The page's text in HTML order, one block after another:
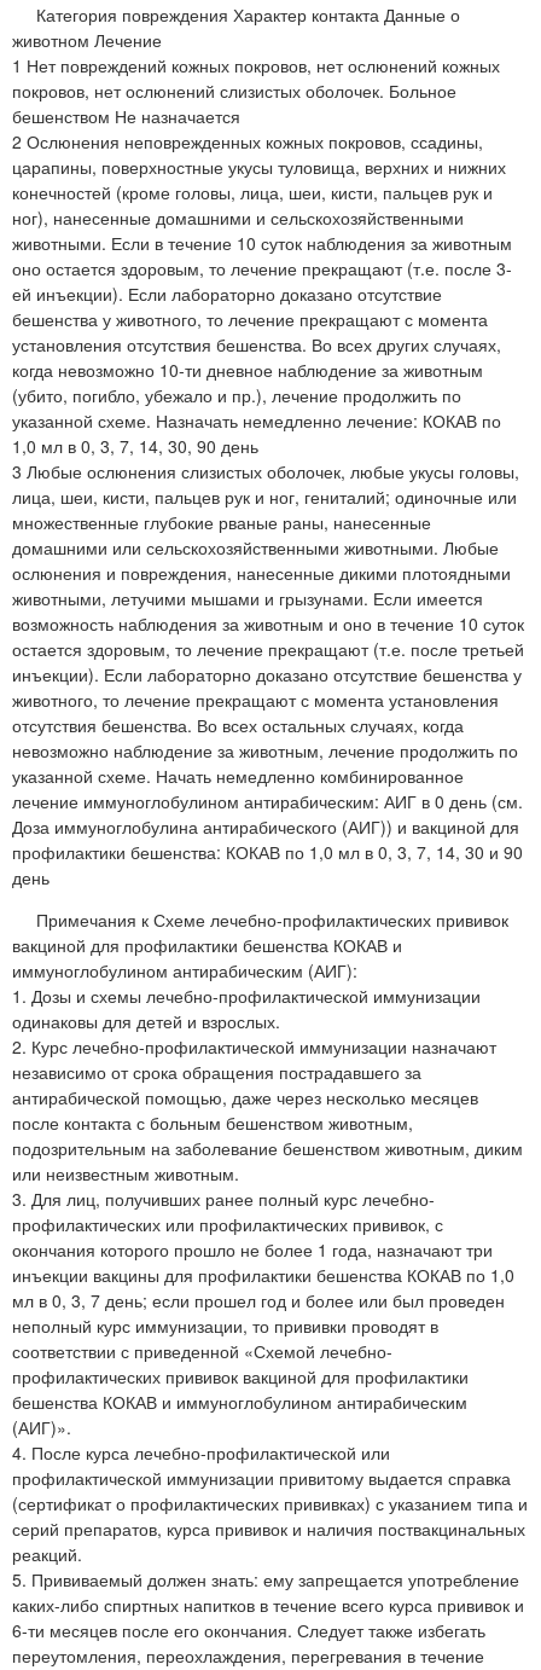
Категория повреждения Характер контакта Данные о
животном Лечение
1 Нет повреждений кожных покровов, нет ослюнений кожных
покровов, нет ослюнений слизистых оболочек. Больное
бешенством Не назначается
2 Ослюнения неповрежденных кожных покровов, ссадины,
царапины, поверхностные укусы туловища, верхних и нижних
конечностей (кроме головы, лица, шеи, кисти, пальцев рук и
ног), нанесенные домашними и сельскохозяйственными
животными. Если в течение 10 суток наблюдения за животным
оно остается здоровым, то лечение прекращают (т.е. после 3-
ей инъекции). Если лабораторно доказано отсутствие
бешенства у животного, то лечение прекращают с момента
установления отсутствия бешенства. Во всех других случаях,
когда невозможно 10-ти дневное наблюдение за животным
(убито, погибло, убежало и пр.), лечение продолжить по
указанной схеме. Назначать немедленно лечение: КОКАВ по
1,0 мл в 0, 3, 7, 14, 30, 90 день
3 Любые ослюнения слизистых оболочек, любые укусы головы,
лица, шеи, кисти, пальцев рук и ног, гениталий; одиночные или
множественные глубокие рваные раны, нанесенные
домашними или сельскохозяйственными животными. Любые
ослюнения и повреждения, нанесенные дикими плотоядными
животными, летучими мышами и грызунами. Если имеется
возможность наблюдения за животным и оно в течение 10 суток
остается здоровым, то лечение прекращают (т.е. после третьей
инъекции). Если лабораторно доказано отсутствие бешенства у
животного, то лечение прекращают с момента установления
отсутствия бешенства. Во всех остальных случаях, когда
невозможно наблюдение за животным, лечение продолжить по
указанной схеме. Начать немедленно комбинированное
лечение иммуноглобулином антирабическим: АИГ в 0 день (см.
Доза иммуноглобулина антирабического (АИГ)) и вакциной для
профилактики бешенства: КОКАВ по 1,0 мл в 0, 3, 7, 14, 30 и 90
день
Примечания к Схеме лечебно-профилактических прививок
вакциной для профилактики бешенства КОКАВ и
иммуноглобулином антирабическим (АИГ):
1. Дозы и схемы лечебно-профилактической иммунизации
одинаковы для детей и взрослых.
2. Курс лечебно-профилактической иммунизации назначают
независимо от срока обращения пострадавшего за
антирабической помощью, даже через несколько месяцев
после контакта с больным бешенством животным,
подозрительным на заболевание бешенством животным, диким
или неизвестным животным.
3. Для лиц, получивших ранее полный курс лечебно-
профилактических или профилактических прививок, с
окончания которого прошло не более 1 года, назначают три
инъекции вакцины для профилактики бешенства КОКАВ по 1,0
мл в 0, 3, 7 день; если прошел год и более или был проведен
неполный курс иммунизации, то прививки проводят в
соответствии с приведенной «Схемой лечебно-
профилактических прививок вакциной для профилактики
бешенства КОКАВ и иммуноглобулином антирабическим
(АИГ)».
4. После курса лечебно-профилактической или
профилактической иммунизации привитому выдается справка
(сертификат о профилактических прививках) с указанием типа и
серий препаратов, курса прививок и наличия поствакцинальных
реакций.
5. Прививаемый должен знать: ему запрещается употребление
каких-либо спиртных напитков в течение всего курса прививок и
6-ти месяцев после его окончания. Следует также избегать
переутомления, переохлаждения, перегревания в течение